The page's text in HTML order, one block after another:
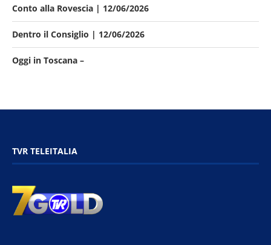
Conto alla Rovescia | 12/06/2026
Dentro il Consiglio | 12/06/2026
Oggi in Toscana –
TVR TELEITALIA